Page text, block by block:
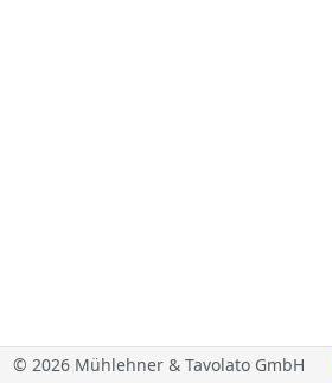
© 2026 Mühlehner & Tavolato GmbH